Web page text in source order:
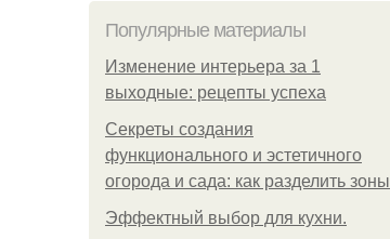
Популярные материалы
Изменение интерьера за 1
выходные: рецепты успеха
Секреты создания
функционального и эстетичного
огорода и сада: как разделить зоны
Эффектный выбор для кухни.